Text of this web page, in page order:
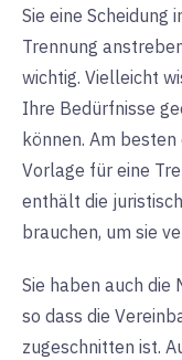
Sie eine Scheidung
Trennung
wichtig. Vielleicht
Ihre Bedürfnisse
können. Am
Vorlage für eine
enthält die
brauchen, um sie
Sie haben auch die
so dass die
zugeschnitten ist.